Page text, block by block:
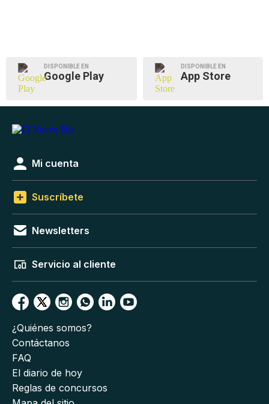
DISPONIBLE EN
Google Play
DISPONIBLE EN
App Store
Mi cuenta
Suscríbete
Newsletters
Servicio al cliente
¿Quiénes somos?
Contáctanos
FAQ
El diario de hoy
Reglas de concursos